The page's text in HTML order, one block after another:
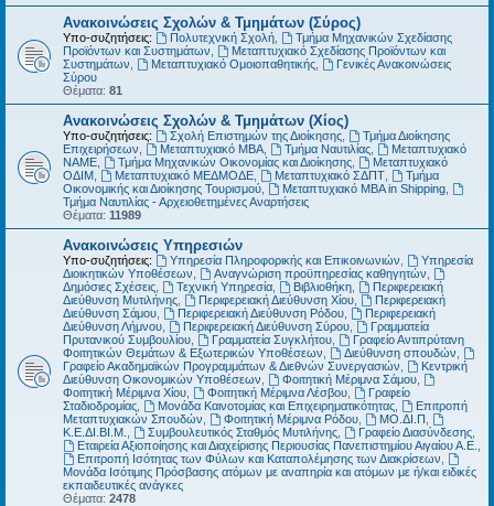
Ανακοινώσεις Σχολών & Τμημάτων (Σύρος)
Υπο-συζητήσεις: Πολυτεχνική Σχολή,
Τμήμα Μηχανικών Σχεδίασης
Προϊόντων και Συστημάτων
Μεταπτυχιακό Σχεδίασης Προϊόντων και
Συστημάτων
Μεταπτυχιακό Ομοιοπαθητικής,
Γενικές Ανακοινώσεις
Σύρου
Θέματα: 81
Ανακοινώσεις Σχολών & Τμημάτων (Χίος)
Υπο-συζητήσεις: Σχολή Επιστημών της Διοίκησης,
Τμήμα Διοίκησης
Επιχειρήσεων
Μεταπτυχιακό MBA, Τμήμα Ναυτιλίας,
Μεταπτυχιακό
ΝΑΜΕ
Τμήμα Μηχανικών Οικονομίας και Διοίκησης,
Μεταπτυχιακό
ΟΔΙΜ
Μεταπτυχιακό ΜΕΔΜΟΔΕ, Μεταπτυχιακό ΣΔΠΤ,
Τμήμα
Οικονομικής και Διοίκησης Τουρισμού
Μεταπτυχιακό MBA in Shipping,
Τμήμα Ναυτιλίας - Αρχειοθετημένες Αναρτήσεις
Θέματα: 11989
Ανακοινώσεις Υπηρεσιών
Υπο-συζητήσεις: Υπηρεσία Πληροφορικής και Επικοινωνιών
Υπηρεσία
Διοικητικών Υποθέσεων
Αναγνώριση προϋπηρεσίας καθηγητών
Δημόσιες Σχέσεις
Τεχνική Υπηρεσία, Βιβλιοθήκη,
Περιφερειακή
Διεύθυνση Μυτιλήνης
Περιφερειακή Διεύθυνση Χίου,
Περιφερειακή
Διεύθυνση Σάμου
Περιφερειακή Διεύθυνση Ρόδου,
Περιφερειακή
Διεύθυνση Λήμνου
Περιφερειακή Διεύθυνση Σύρου,
Γραμματεία
Πρυτανικού Συμβουλίου
Γραμματεία Συγκλήτου,
Γραφείο Αντιπρύτανη
Φοιτητικών Θεμάτων & Εξωτερικών Υποθέσεων
Διεύθυνση σπουδών
Γραφείο Ακαδημαϊκών Προγραμμάτων & Διεθνών Συνεργασιών
Κεντρική
Διεύθυνση Οικονομικών Υποθέσεων
Φοιτητική Μέριμνα Σάμου,
Φοιτητική Μέριμνα Χίου
Φοιτητική Μέριμνα Λέσβου,
Γραφείο
Σταδιοδρομίας
Μονάδα Καινοτομίας και Επιχειρηματικότητας,
Επιτροπή
Μεταπτυχιακών Σπουδών
Φοιτητική Μέριμνα Ρόδου, ΜΟ.ΔΙ.Π
Κ.Ε.ΔΙ.ΒΙ.Μ.
Συμβουλευτικός Σταθμός Μυτιλήνης, Γραφείο Διασύνδεσης,
Εταιρεία Αξιοποίησης και Διαχείρισης Περιουσίας Πανεπιστημίου Αιγαίου Α.Ε.
Επιτροπή Ισότητας των Φύλων και Καταπολέμησης των Διακρίσεων
Μονάδα Ισότιμης Πρόσβασης ατόμων με αναπηρία και ατόμων με ή/και ειδικές
εκπαιδευτικές ανάγκες
Θέματα: 2478